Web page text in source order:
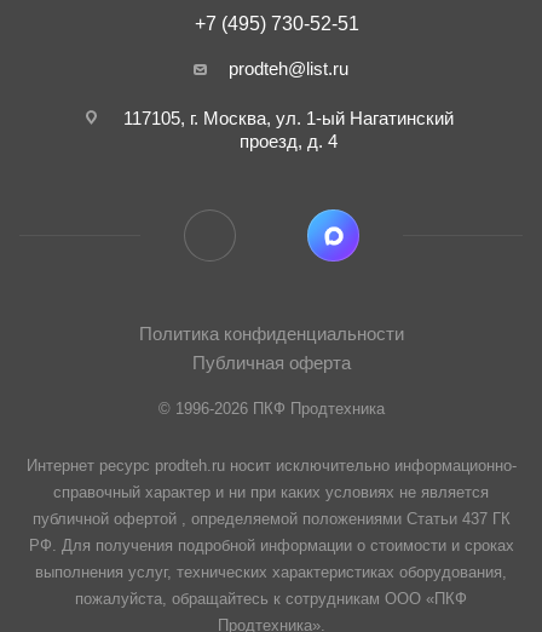
+7 (495) 730-52-51
prodteh@list.ru
117105, г. Москва, ул. 1-ый Нагатинский
проезд, д. 4
Политика конфиденциальности
Публичная оферта
© 1996-2026 ПКФ Продтехника
Интернет ресурс prodteh.ru носит исключительно информационно-
справочный характер и ни при каких условиях не является
публичной офертой , определяемой положениями Статьи 437 ГК
РФ. Для получения подробной информации о стоимости и сроках
выполнения услуг, технических характеристиках оборудования,
пожалуйста, обращайтесь к сотрудникам ООО «ПКФ
Продтехника».